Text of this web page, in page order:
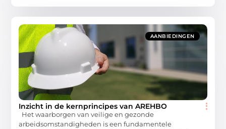
AANBIEDINGEN
Inzicht in de kernprincipes van AREHBO
Het waarborgen van veilige en gezonde
arbeidsomstandigheden is een fundamentele